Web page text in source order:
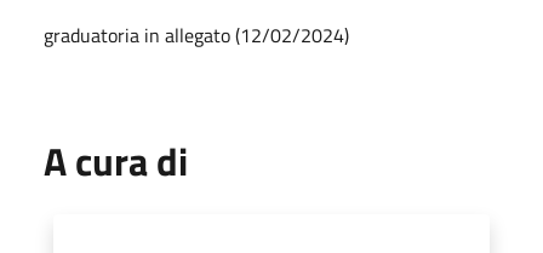
graduatoria in allegato (12/02/2024)
A cura di